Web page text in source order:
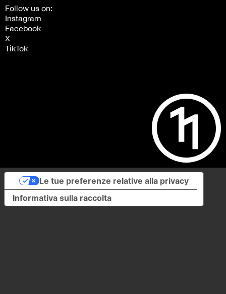
Follow us on:
Instagram
Facebook
X
TikTok
Informativa sulla raccolta
Le tue preferenze relative alla privacy